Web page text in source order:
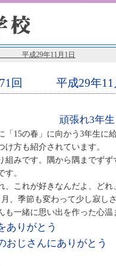
平成29年11月1日
回 平成29年11
頑張れ3年生
「15の春」に向かう3年生に
方も紹介されています。
組みです。隅から隅までず
す。
、これが好きなんだよ、どれ
、季節も変わって少し寂し
も一緒に思い出を作った心温
ありがとう
じさんにありがとう